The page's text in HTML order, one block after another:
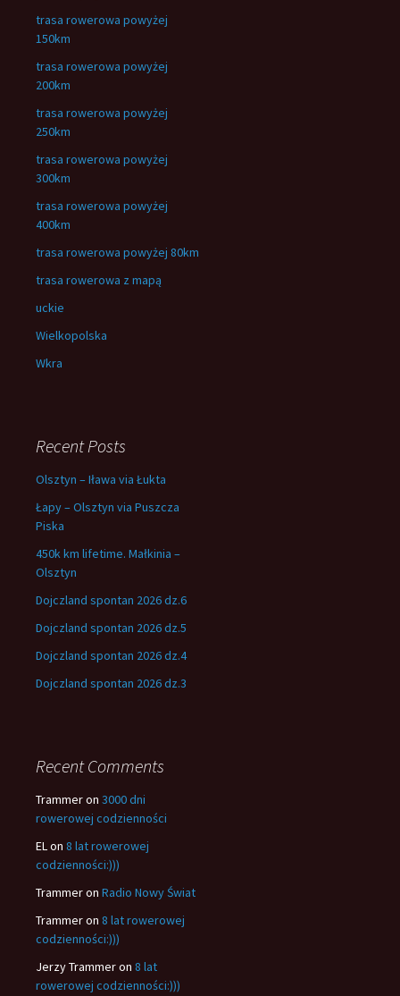
trasa rowerowa powyżej
150km
trasa rowerowa powyżej
200km
trasa rowerowa powyżej
250km
trasa rowerowa powyżej
300km
trasa rowerowa powyżej
400km
trasa rowerowa powyżej 80km
trasa rowerowa z mapą
uckie
Wielkopolska
Wkra
Recent Posts
Olsztyn – Iława via Łukta
Łapy – Olsztyn via Puszcza
Piska
450k km lifetime. Małkinia –
Olsztyn
Dojczland spontan 2026 dz.6
Dojczland spontan 2026 dz.5
Dojczland spontan 2026 dz.4
Dojczland spontan 2026 dz.3
Recent Comments
Trammeron 3000 dni
rowerowej codzienności
ELon 8 lat rowerowej
codzienności:)))
Trammeron Radio Nowy Świat
Trammeron 8 lat rowerowej
codzienności:)))
Jerzy Trammeron 8 lat
rowerowej codzienności:)))